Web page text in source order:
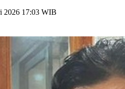
2026 17:03 WIB